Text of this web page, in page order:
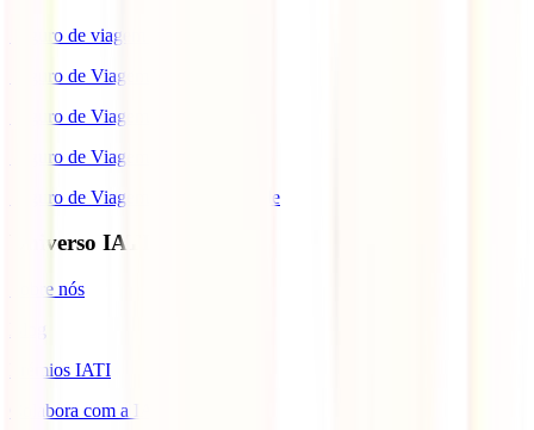
Seguro de viagem para o Japão
Seguro de Viagem para os EUA
Seguro de Viagem para o Brasil
Seguro de Viagem para Tailândia
Seguro de Viagem para Cabo Verde
Universo IATI
Sobre nós
Prémios IATI
Colabora com a IATI